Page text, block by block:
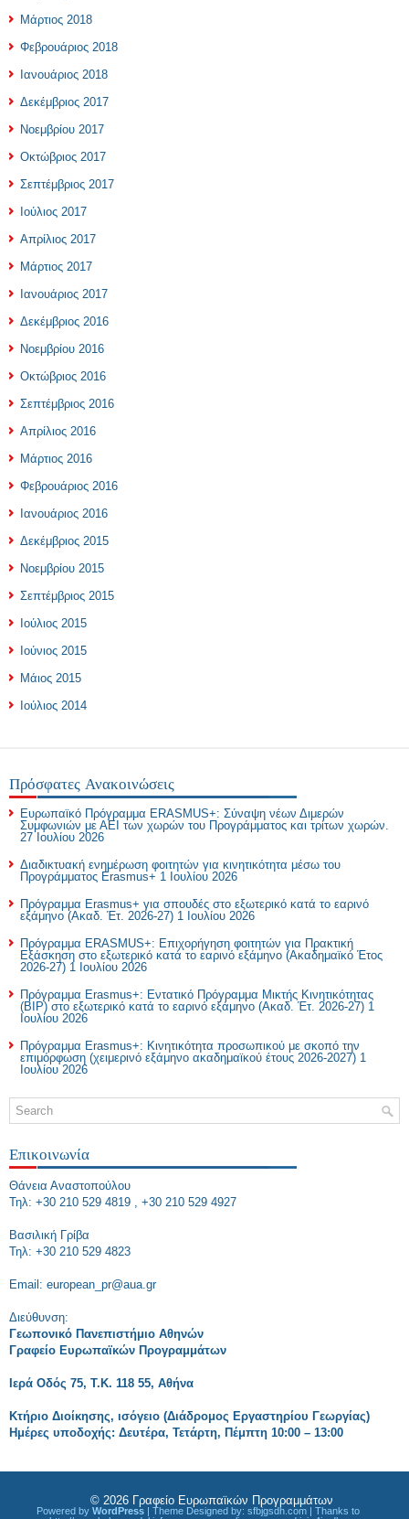
Μάρτιος 2018
Φεβρουάριος 2018
Ιανουάριος 2018
Δεκέμβριος 2017
Νοεμβρίου 2017
Οκτώβριος 2017
Σεπτέμβριος 2017
Ιούλιος 2017
Απρίλιος 2017
Μάρτιος 2017
Ιανουάριος 2017
Δεκέμβριος 2016
Νοεμβρίου 2016
Οκτώβριος 2016
Σεπτέμβριος 2016
Απρίλιος 2016
Μάρτιος 2016
Φεβρουάριος 2016
Ιανουάριος 2016
Δεκέμβριος 2015
Νοεμβρίου 2015
Σεπτέμβριος 2015
Ιούλιος 2015
Ιούνιος 2015
Μάιος 2015
Ιούλιος 2014
Πρόσφατες Ανακοινώσεις
Ευρωπαϊκό Πρόγραμμα ERASMUS+: Σύναψη νέων Διμερών
Συμφωνιών με ΑΕΙ των χωρών του Προγράμματος και τρίτων χωρών.
27 Ιουλίου 2026
Διαδικτυακή ενημέρωση φοιτητών για κινητικότητα μέσω του
Προγράμματος Erasmus+ 1 Ιουλίου 2026
Πρόγραμμα Erasmus+ για σπουδές στο εξωτερικό κατά το εαρινό
εξάμηνο (Ακαδ. Έτ. 2026-27) 1 Ιουλίου 2026
Πρόγραμμα ERASMUS+: Επιχορήγηση φοιτητών για Πρακτική
Εξάσκηση στο εξωτερικό κατά το εαρινό εξάμηνο (Ακαδημαϊκό Έτος
2026-27) 1 Ιουλίου 2026
Πρόγραμμα Erasmus+: Εντατικό Πρόγραμμα Μικτής Κινητικότητας
(BIP) στο εξωτερικό κατά το εαρινό εξάμηνο (Ακαδ. Έτ. 2026-27) 1
Ιουλίου 2026
Πρόγραμμα Erasmus+: Κινητικότητα προσωπικού με σκοπό την
επιμόρφωση (χειμερινό εξάμηνο ακαδημαϊκού έτους 2026-2027) 1
Ιουλίου 2026
Επικοινωνία
Θάνεια Αναστοπούλου
Τηλ: +30 210 529 4819 , +30 210 529 4927
Bασιλική Γρίβα
Τηλ: +30 210 529 4823
Εmail: european_pr@aua.gr
Διεύθυνση:
Γεωπονικό Πανεπιστήμιο Αθηνών
Γραφείο Ευρωπαϊκών Προγραμμάτων
Ιερά Οδός 75, Τ.Κ. 118 55, Αθήνα
Κτήριο Διοίκησης, ισόγειο (Διάδρομος Εργαστηρίου Γεωργίας)
Ημέρες υποδοχής: Δευτέρα, Τετάρτη, Πέμπτη 10:00 – 13:00
© 2026 Γραφείο Ευρωπαϊκών Προγραμμάτων
Powered by WordPress| Theme Designed by: sfbjgsdh.com| Thanks to